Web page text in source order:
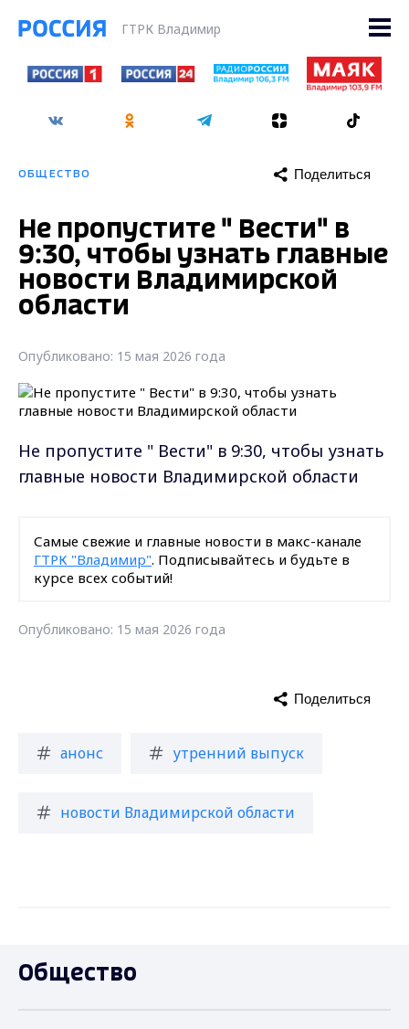
ГТРК Владимир
ОБЩЕСТВО Поделиться
Не пропустите " Вести" в
9:30, чтобы узнать главные
новости Владимирской
области
Опубликовано: 15 мая 2026 года
Не пропустите " Вести" в 9:30, чтобы узнать
главные новости Владимирской области
Самые свежие и главные новости в макс-канале
ГТРК "Владимир". Подписывайтесь и будьте в
курсе всех событий!
Опубликовано: 15 мая 2026 года
анонс утренний выпуск
новости Владимирской области
Поделиться
Общество